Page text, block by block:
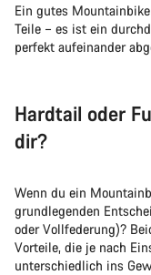
Ein gutes
Teile – es ist ein
perfekt aufeinander
Hardtail oder
dir?
Wenn du ein
grundlegenden
oder Vollfederung)?
Vorteile, die je nach
unterschiedlich ins